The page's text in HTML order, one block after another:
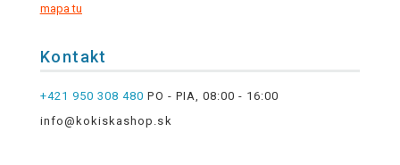
mapa tu
Kontakt
+421 950 308 480 PO - PIA, 08:00 - 16:00
info@kokiskashop.sk